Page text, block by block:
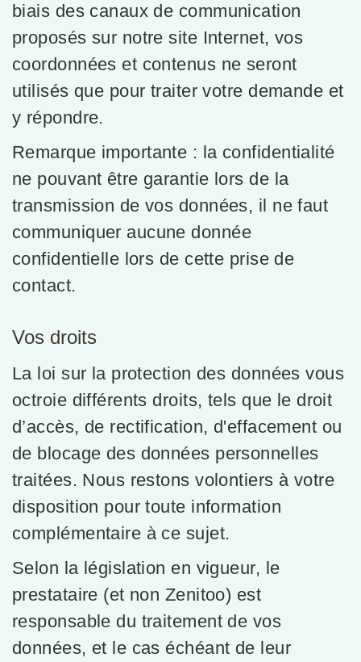
biais des canaux de communication
proposés sur notre site Internet, vos
coordonnées et contenus ne seront
utilisés que pour traiter votre demande et
y répondre.
Remarque importante : la confidentialité
ne pouvant être garantie lors de la
transmission de vos données, il ne faut
communiquer aucune donnée
confidentielle lors de cette prise de
contact.
Vos droits
La loi sur la protection des données vous
octroie différents droits, tels que le droit
d’accès, de rectification, d'effacement ou
de blocage des données personnelles
traitées. Nous restons volontiers à votre
disposition pour toute information
complémentaire à ce sujet.
Selon la législation en vigueur, le
prestataire (et non Zenitoo) est
responsable du traitement de vos
données, et le cas échéant de leur